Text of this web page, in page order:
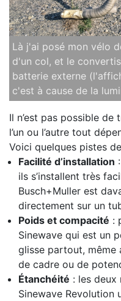
Là j'ai posé mon vélo
d'un col, et le
batterie externe
c'est à cause de la
Il n’est pas possible
l’un ou l’autre tout
Voici quelques pistes
Facilité d’installation
ils s’installent très
Busch+Muller est
directement sur un
Poids et compacité :
Sinewave qui est un
glisse partout, même
de cadre ou de
Étanchéité : les deux
Sinewave Revolution